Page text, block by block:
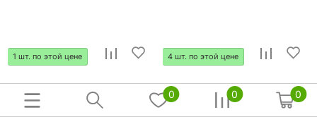
1 шт. по этой цене
Накладной светильник 29588
4 шт. по этой цене
Настенно-потолочный
светильник OEM (Россия)
0 0 0